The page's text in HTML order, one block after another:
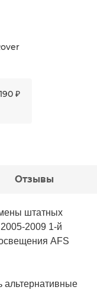
₽
Отзывы
штатных
2009 1-й
AFS